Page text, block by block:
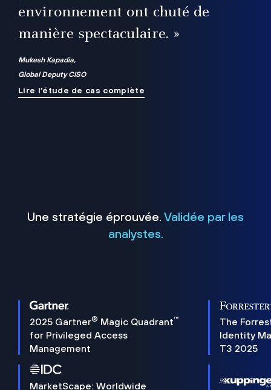
environnement ont chuté de
manière spectaculaire. »
Mukesh Kapadia,
Global Deputy CISO
Lire l’étude de cas complète
Une stratégie éprouvée. Validée par les
analystes.
2025 Gartner® Magic Quadrant™
for Privileged Access
Management
The
Identity
T3 2025
MarketScape: Worldwide